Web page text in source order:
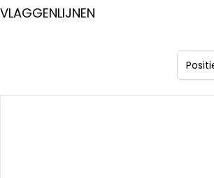
VLAGGENLIJNEN